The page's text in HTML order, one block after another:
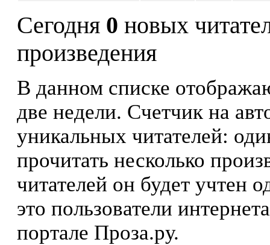
Сегодня 0 новых
произведения
В данном списке
две недели. Счетчик на
уникальных читателей:
прочитать несколько
читателей он будет учтен
это пользователи
портале Проза.ру.